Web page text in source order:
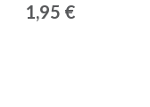
1,95 €